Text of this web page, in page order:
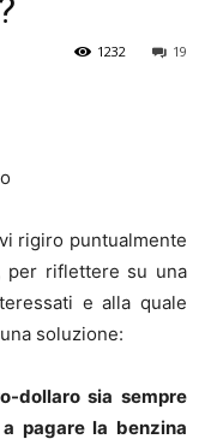
19
1232
rigiro puntualmente
per riflettere su una
e alla quale
soluzione:
dollaro sia sempre
pagare la benzina